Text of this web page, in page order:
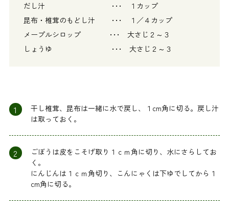
だし汁 ･･･ １カップ
昆布・椎茸のもどし汁 ･･･ １／４カップ
メープルシロップ ･･･ 大さじ２～３
しょうゆ ･･･ 大さじ２～３
1
干し椎茸、昆布は一緒に水で戻し、１cm角に切る。戻し汁
は取っておく。
2
ごぼうは皮をこそげ取り１ｃｍ角に切り、水にさらしてお
く。
にんじんは１ｃｍ角切り、こんにゃくは下ゆでしてから１
cm角に切る。